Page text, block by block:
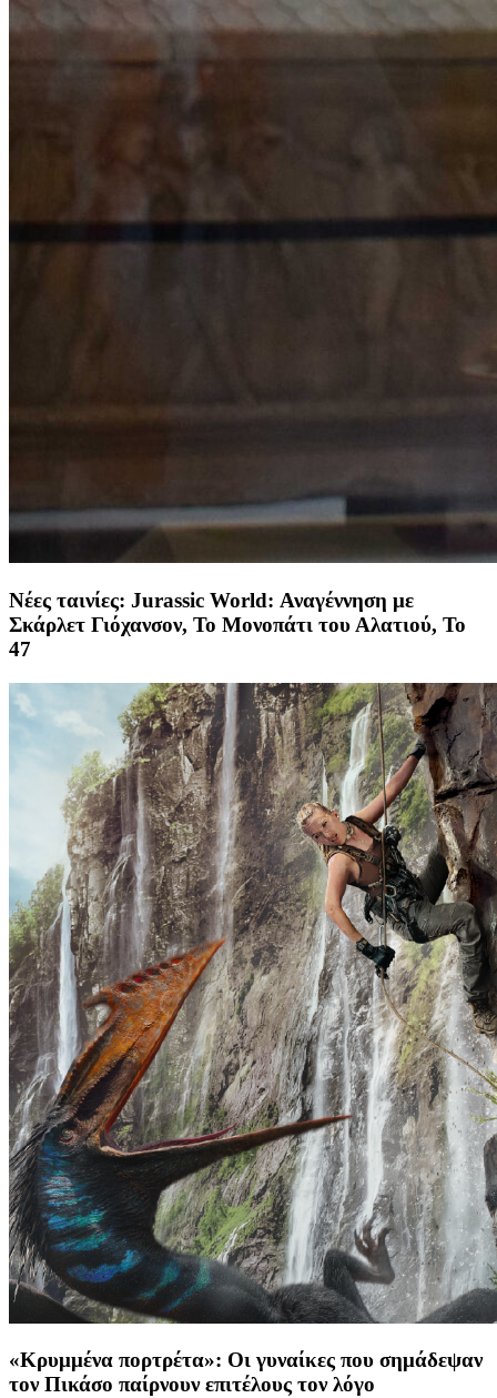
Νέες ταινίες: Jurassic World: Αναγέννηση με
Σκάρλετ Γιόχανσον, Το Μονοπάτι του Αλατιού, Το
47
«Κρυμμένα πορτρέτα»: Οι γυναίκες που σημάδεψαν
τον Πικάσο παίρνουν επιτέλους τον λόγο